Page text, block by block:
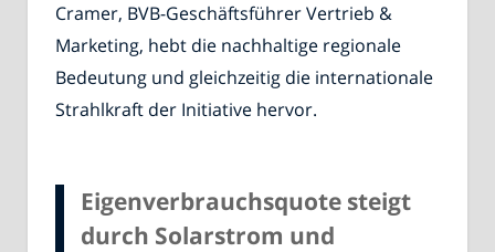
Cramer, BVB-Geschäftsführer Vertrieb &
Marketing, hebt die nachhaltige regionale
Bedeutung und gleichzeitig die internationale
Strahlkraft der Initiative hervor.
Eigenverbrauchsquote steigt
durch Solarstrom und